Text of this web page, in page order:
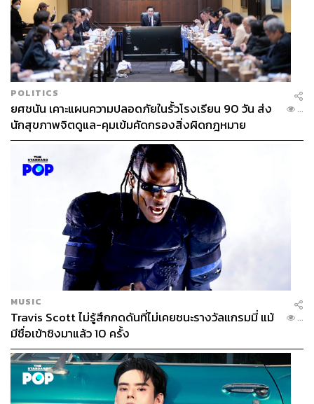
POLITICS
ยศชนัน เคาะแผนความปลอดภัยในรั้วโรงเรียน 90 วัน ส่ง
นักสุขภาพจิตดูแล-คุมเข้มคัดกรองสิ่งผิดกฎหมาย
...
MUSIC
Travis Scott ไม่รู้สึกกดดันที่ไม่เคยชนะรางวัลแกรมมี่ แม้
มีชื่อเข้าชิงมาแล้ว 10 ครั้ง
...